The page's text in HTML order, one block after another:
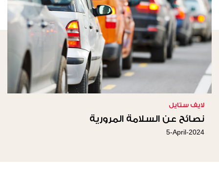
لايف ستايل
نصائح عن السلامة المرورية
5-April-2024